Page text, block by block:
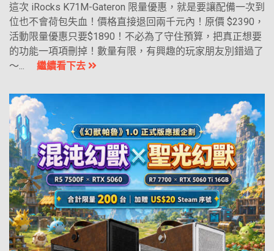
這次 iRocks K71M-Gateron 限量優惠，就是要讓配備一次到
位也不會荷包失血！價格直接退回兩千元內！原價 $2390，
活動限量優惠只要$1890！不必為了守住預算，把真正想要
的功能一項項刪掉！數量有限，有興趣的玩家朋友別錯過了
～... 繼續看下去